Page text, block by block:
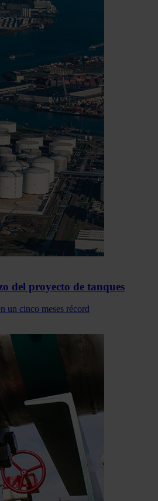
del proyecto de tanques
un cinco meses récord